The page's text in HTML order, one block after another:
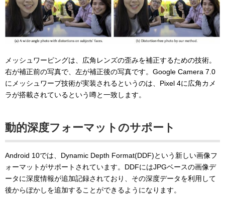
メッシュワーピングは、広角レンズの歪みを補正するための技術。
右が補正前の写真で、左が補正後の写真です。Google Camera 7.0
にメッシュワープ技術が実装されるというのは、Pixel 4に広角カメ
ラが搭載されているという噂と一致します。
動的深度フォーマットのサポート
Android 10では、Dynamic Depth Format(DDF)という新しい画像フ
ォーマットがサポートされています。DDFにはJPGベースの画像デ
ータに深度情報が追加記録されており、その深度データを利用して
後からぼかしを追加することができるようになります。